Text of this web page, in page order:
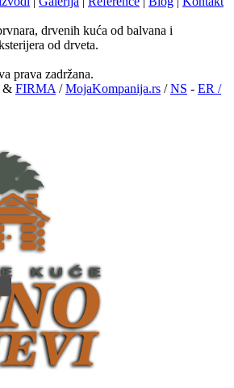
drvenih kuća od balvana i
od drveta.
prava zadržana.
& FIRMA/MojaKompanija.rs /NS - ER /